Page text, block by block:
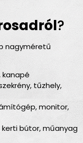
?
nagyméretű
kanapé
tűzhely,
monitor,
kerti bútor, műanyag